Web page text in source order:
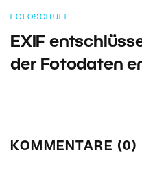
FOTOSCHULE
EXIF
der Fotodaten
KOMMENTARE (0)